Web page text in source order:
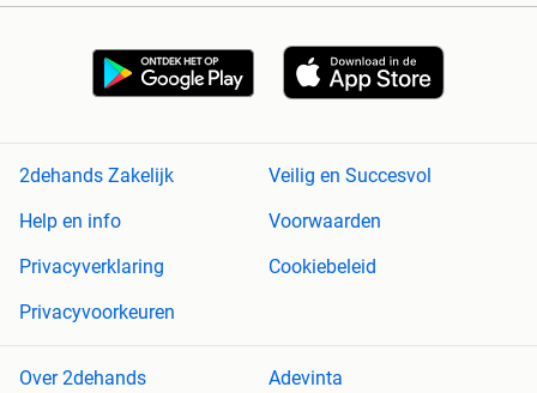
2dehands Zakelijk
Veilig en Succesvol
Help en info
Voorwaarden
Privacyverklaring
Cookiebeleid
Privacyvoorkeuren
Over 2dehands Adevinta